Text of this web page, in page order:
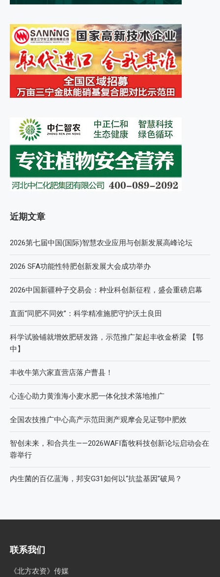
近期文章
2026第七届中国(国际)智慧农业应用与创新发展高峰论坛
2026 SFA功能性特肥创新发展大会成功举办
2026中国新疆种子交易会：种业科创新征程，盛会重磅启幕
直面“同肥不同效”：科学精准施肥守护沃土良田
科学试验铺就增效肥研发路，示范推广架起丰收金桥梁 【鄂
中】
丰收牛第六家直营店落户曹县！
心连心助力黄淮海小麦水肥一体化技术落地推广
全国农技推广中心高产示范田测产观摩会见证鄂中肥效
智创未来，和合共生——2026WAFI畜牧科技创新论坛启动会在
蓉举行
内生菌的百亿蓝海，邦安G31如何以“抗盐基因”破局？
联系我们
《北方农资》传媒